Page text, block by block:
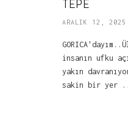
TEPE
ARALIK 12, 2025
insanın ufku
yakın
sakin bir yer